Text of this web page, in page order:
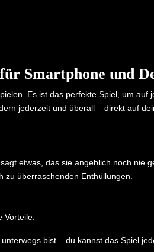
Smartphone und
Es ist das perfekte Spiel, um
jederzeit und überall – direkt auf
etwas, das sie angeblich noch nie
überraschenden Enthüllungen.
Vorteile:
bist – du kannst das Spiel